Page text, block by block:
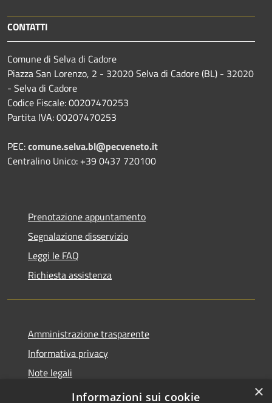
CONTATTI
Comune di Selva di Cadore
Piazza San Lorenzo, 2 - 32020 Selva di Cadore (BL) - 32020
- Selva di Cadore
Codice Fiscale: 00207470253
Partita IVA: 00207470253
PEC:comune.selva.bl@pecveneto.it
Centralino Unico: +39 0437 720100
Prenotazione appuntamento
Segnalazione disservizio
Leggi le FAQ
Richiesta assistenza
Amministrazione trasparente
Informativa privacy
Note legali
Dichiarazione di accessibilità
×
Informazioni sui cookie